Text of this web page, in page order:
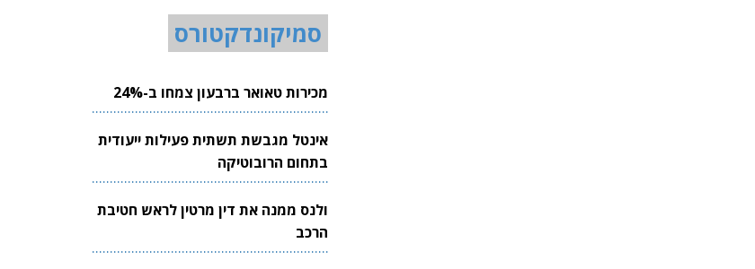
סמיקונדקטורס
מכירות טאואר ברבעון צמחו ב-24%
אינטל מגבשת תשתית פעילות ייעודית
בתחום הרובוטיקה
ולנס ממנה את דין מרטין לראש חטיבת
הרכב